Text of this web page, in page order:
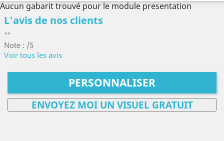
Aucun gabarit trouvé pour le module presentation
L'avis de nos clients
""
Note : /5
Voir tous les avis
PERSONNALISER
ENVOYEZ MOI UN VISUEL GRATUIT